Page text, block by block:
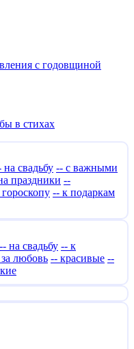
с годовщиной
в стихах
на свадьбу -- с важными
праздники --
-- к подаркам
-- на свадьбу -- к
любовь -- красивые --